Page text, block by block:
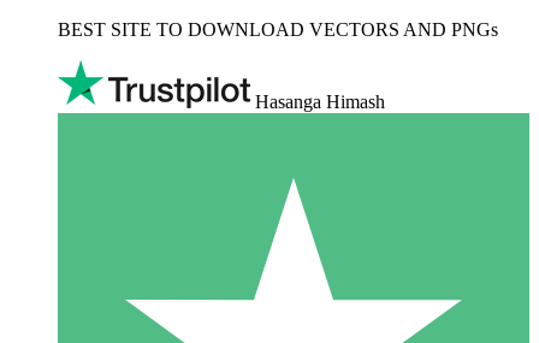
BEST SITE TO DOWNLOAD VECTORS AND PNGs
Hasanga Himash